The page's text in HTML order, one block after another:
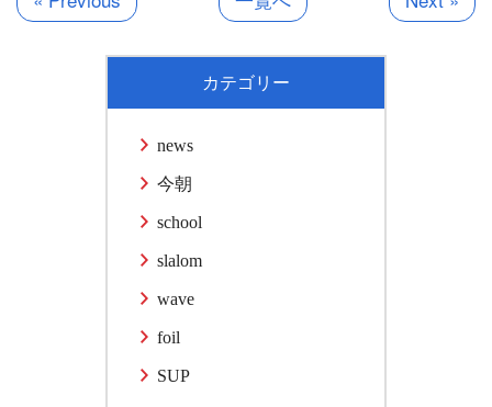
カテゴリー
news
今朝
school
slalom
wave
foil
SUP